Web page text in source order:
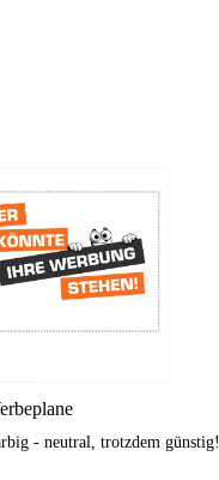
- neutral, trotzdem günstig!